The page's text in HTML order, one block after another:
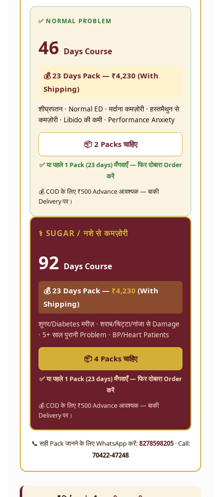
✅ NORMAL PROBLEM
46 Days Course
💰 23 Days Pack — ₹4,230 (With
Shipping)
शीघ्रपतन · Normal ED · मर्दाना कमज़ोरी · हस्तमैथुन से
कमज़ोरी · Libido की कमी · Performance Anxiety
📦 2 Packs चाहिए
✅ या पहले1 Pack (23 days)मँगवाएँ — फिर दोबारा Order
करें
💰 COD के लिए ₹500 Advance आवश्यक — बाकी
Delivery पर।
⚕️ SUGAR / नशे से कमज़ोरी
92 Days Course
💰 23 Days Pack — ₹4,230 (With
Shipping)
शुगर/Diabetes मरीज़ · शराब/चिट्टा/गांजा से Damage
· 5+ साल पुरानी Problem · BP/Heart Patients
📦 4 Packs चाहिए
✅ या पहले1 Pack (23 days)मँगवाएँ — फिर दोबारा Order
करें
💰 COD के लिए ₹500 Advance आवश्यक — बाकी
Delivery पर।
📞 सही Pack जानने के लिए WhatsApp करें:8278598205· Call:
70422-47248